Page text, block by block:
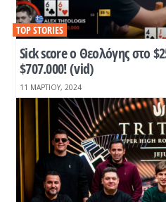
Sick score ο Θεολόγης στο
$707.000! (vid)
TOP STORIES
11 ΜΑΡΤΊΟΥ, 2024